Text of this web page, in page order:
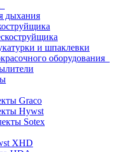
дыхания
и шпаклевки
оборудования
Graco
Hywst
Sotex
XHD